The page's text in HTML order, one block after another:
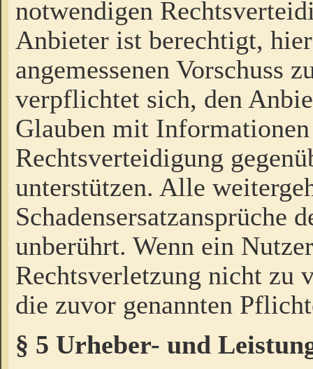
notwendigen
Anbieter ist berechtigt,
angemessenen Vorschuss
verpflichtet sich, den
Glauben mit
Rechtsverteidigung
unterstützen. Alle
Schadensersatzansprüche
unberührt. Wenn ein
Rechtsverletzung nicht zu
die zuvor genannten
§ 5 Urheber- und